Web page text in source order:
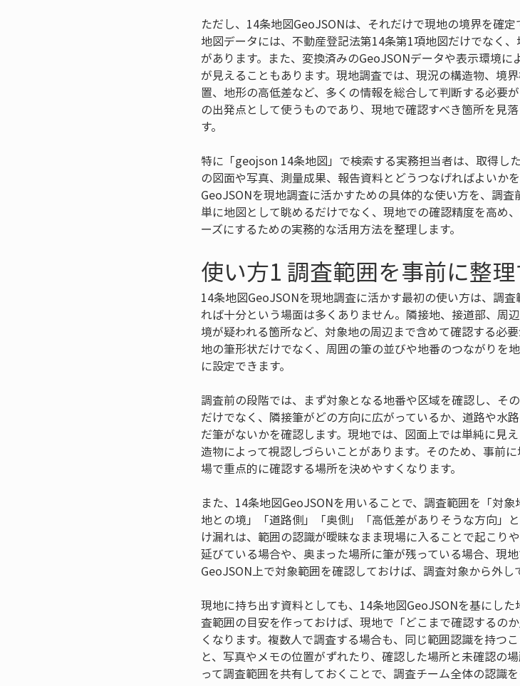
ただし、14条地図GeoJSONは、それだけで現地の境界を確
地図データには、不動産登記法第14条第1項地図だけでなく
があります。また、変換済みのGeoJSONデータや表示環境
が見えることもあります。現地調査では、現況の構造物、境
置、地形の高低差など、多くの情報を総合して判断する必要
の出発点として使うものであり、現地で確認すべき箇所を見
す。
特に「geojson 14条地図」で検索する実務担当者は、取得し
の図面や写真、測量成果、報告資料とどうつなげればよいか
GeoJSONを現地調査に活かすための具体的な使い方を、調査
単に地図として眺めるだけでなく、現地での確認精度を高め
ーズにするための実務的な活用方法を整理します。
使い方1 調査範囲を事前に整理
14条地図GeoJSONを現地調査に活かす最初の使い方は、調
れば十分という場面は多くありません。隣接地、接道部、周
境が疑われる箇所など、対象地の周辺まで含めて確認する必
地の筆形状だけでなく、周囲の筆の並びや地番のつながりを
に設定できます。
調査前の段階では、まず対象となる地番や区域を確認し、そ
だけでなく、隣接筆がどの方向に広がっているか、道路や水
だ筆がないかを確認します。現地では、図面上では単純に見
造物によって視認しづらいことがあります。そのため、事前
場で重点的に確認する場所を決めやすくなります。
また、14条地図GeoJSONを用いることで、調査範囲を「対
地との境」「道路側」「奥側」「高低差がありそうな方向」
け漏れは、範囲の認識が曖昧なまま現場に入ることで起こり
延びている場合や、奥まった場所に筆が残っている場合、現
GeoJSON上で対象範囲を確認しておけば、調査対象から外し
現地に持ち出す資料としても、14条地図GeoJSONを基にし
査範囲の目安を作っておけば、現地で「どこまで確認するの
くなります。複数人で調査する場合も、同じ範囲認識を持つ
と、写真やメモの位置がずれたり、確認した場所と未確認の
って調査範囲を共有しておくことで、調査チーム全体の認識を